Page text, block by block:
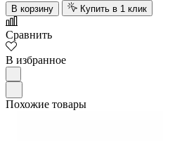
В корзину Купить в 1 клик
Сравнить
В избранное
Похожие товары